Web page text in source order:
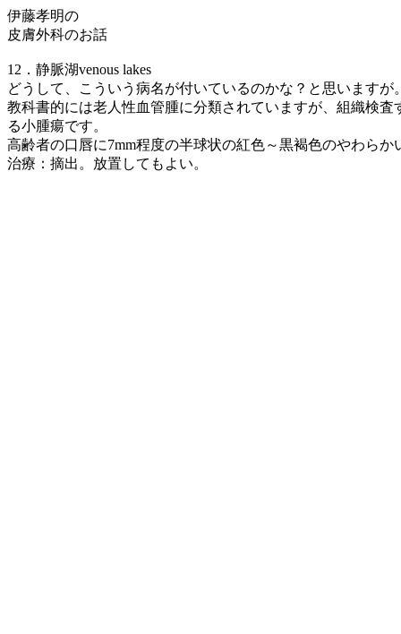
伊藤孝明の
皮膚外科のお話
12．静脈湖venous lakes
どうして、こういう病名が付いているのかな？と思いますが
教科書的には老人性血管腫に分類されていますが、組織検
る小腫瘍です。
高齢者の口唇に7mm程度の半球状の紅色～黒褐色のやわらか
治療：摘出。放置してもよい。